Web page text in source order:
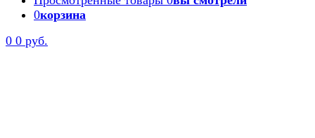
0корзина
0 0 руб.Задать вопрос